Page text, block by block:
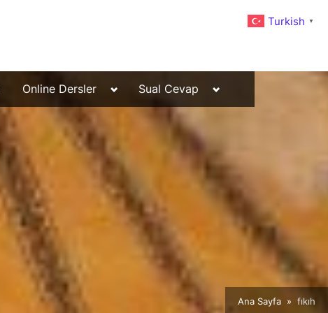
Online Dersler
Toggle
menu
Sual Cevap
Toggle
menu
Ana Sayfa fıkıh
Turkish ▼